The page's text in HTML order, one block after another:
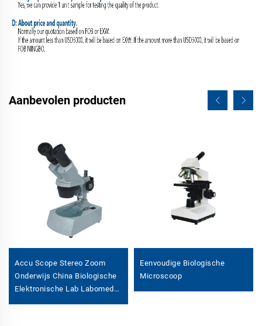
Aanbevolen producten
Accu Scope Stereo Zoom
Onderwijs China Biologische
Elektronische Lab Labomed
Eenvoudige Biologische
Microscoop